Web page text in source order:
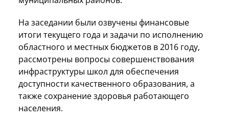
На заседании были озвучены финансовые
итоги текущего года и задачи по исполнению
областного и местных бюджетов в 2016 году,
рассмотрены вопросы совершенствования
инфраструктуры школ для обеспечения
доступности качественного образования, а
также сохранение здоровья работающего
населения.